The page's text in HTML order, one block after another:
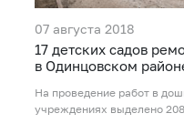
07 августа 2018
17 детских садов
в Одинцовском
На проведение работ в
учреждениях выделено